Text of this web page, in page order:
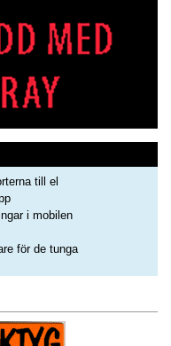
till el
i mobilen
för de tunga